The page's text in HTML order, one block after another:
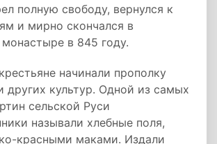
полную свободу, вернулся к
и мирно скончался в
в 845 году.
начинали прополку
других культур. Одной из самых
сельской Руси
называли хлебные поля,
красными маками. Издали